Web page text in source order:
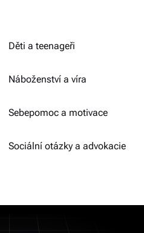
Děti a teenageři
Náboženství a víra
Sebepomoc a motivace
Sociální otázky a advokacie